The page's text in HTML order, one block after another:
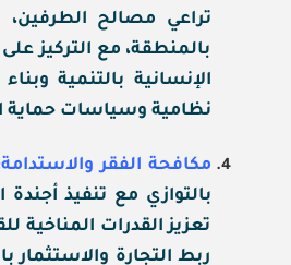
تراعي مصالح الطرفين،
بالمنطقة، مع التركيز
الإنسانية بالتنمية
نظامية وسياسات حماية
مكافحة الفقر
تعزيز القدرات المناخية
ربط التجارة